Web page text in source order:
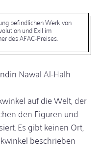
befindlichen Werk von
und Exil im
des AFAC-Preises.
Nawal Al-Halh
auf die Welt, der
den Figuren und
Es gibt keinen Ort,
beschrieben